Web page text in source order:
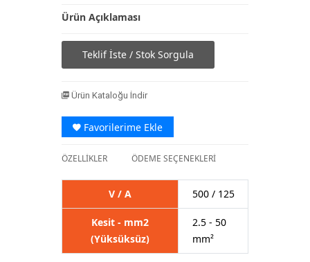
Ürün Açıklaması
Teklif İste / Stok Sorgula
Ürün Kataloğu İndir
Favorilerime Ekle
ÖZELLİKLER ÖDEME SEÇENEKLERİ
V / A 500 / 125
Kesit - mm2
(Yüksüksüz)
2.5 - 50
mm²